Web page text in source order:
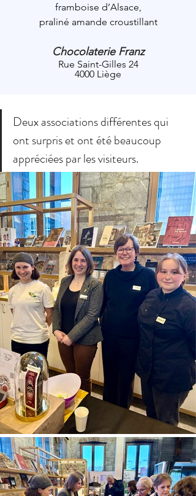
framboise d’Alsace,
praliné amande croustillant
Chocolaterie Franz
Rue Saint-Gilles 24
4000 Liège
Deux associations différentes qui
ont surpris et ont été beaucoup
appréciées par les visiteurs.